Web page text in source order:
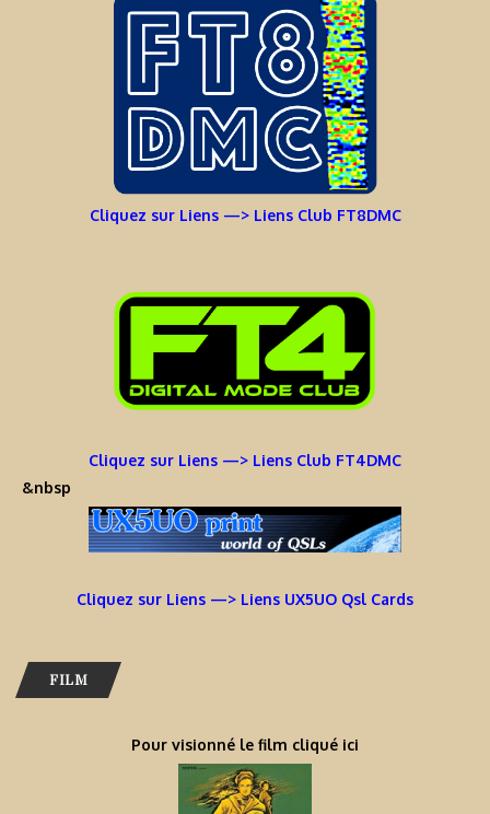
Cliquez sur Liens —> Liens Club FT8DMC
Cliquez sur Liens —> Liens Club FT4DMC
&nbsp
Cliquez sur Liens —> Liens UX5UO Qsl Cards
FILM
Pour visionné le film cliqué ici